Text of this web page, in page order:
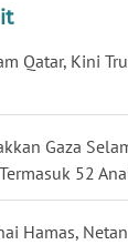
Qatar, Kini
Gaza
52
Hamas,